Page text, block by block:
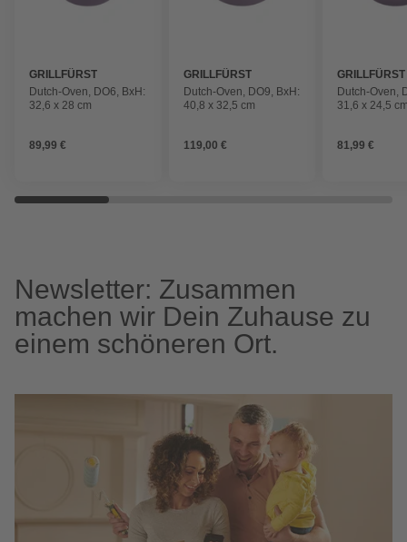
GRILLFÜRST
Dutch-Oven, DO6, BxH:
32,6 x 28 cm
89,99 €
GRILLFÜRST
Dutch-Oven, DO9, BxH:
40,8 x 32,5 cm
119,00 €
GRILLFÜRST
Dutch-Oven,
31,6 x 24,5
81,99 €
Newsletter: Zusammen
machen wir Dein Zuhause zu
einem schöneren Ort.